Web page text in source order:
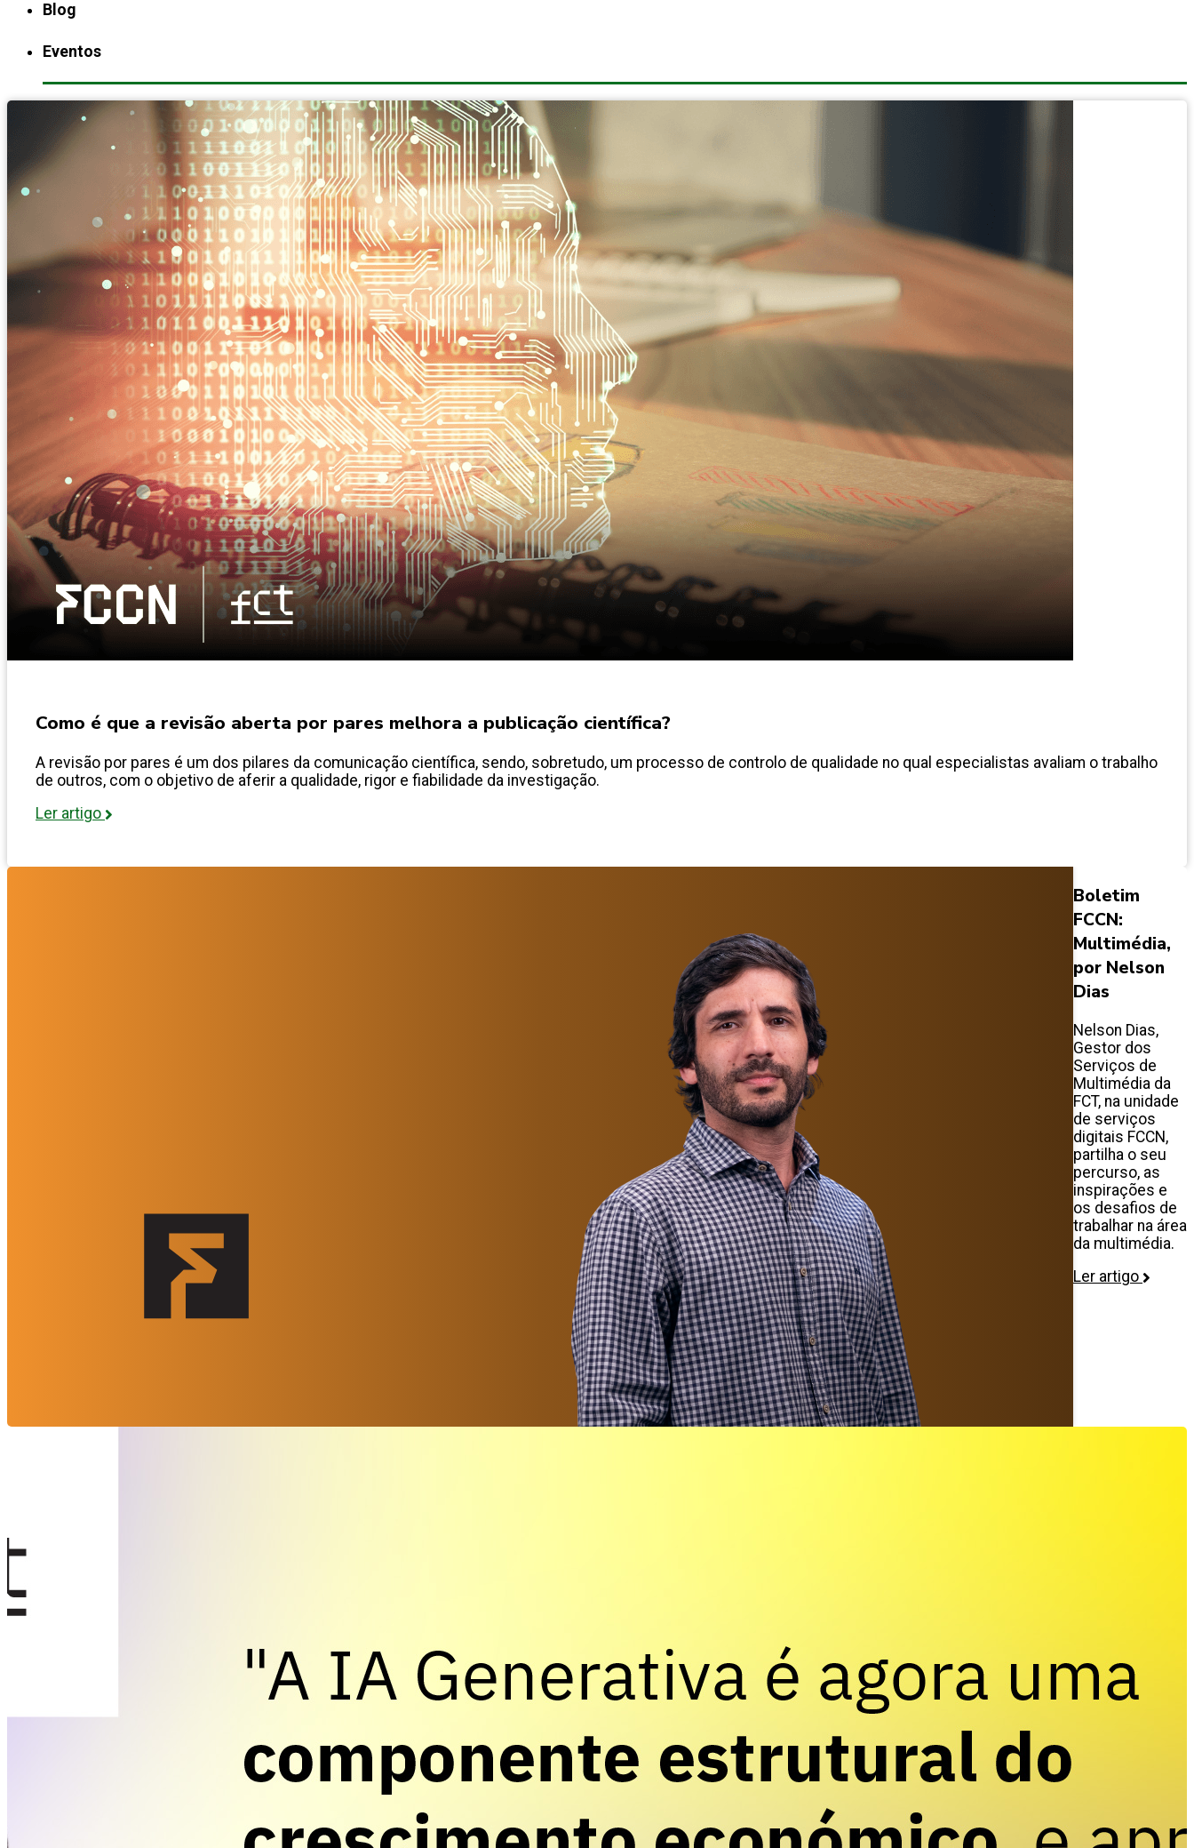
Blog
Eventos
Como é que a revisão aberta por pares melhora a publicação científica?
A revisão por pares é um dos pilares da comunicação científica, sendo, sobretudo, um processo de controlo de qualidade no qual especialistas avaliam o trabalho
de outros, com o objetivo de aferir a qualidade, rigor e fiabilidade da investigação.
Ler artigo
Boletim
FCCN:
Multimédia,
por Nelson
Dias
Nelson Dias,
Gestor dos
Serviços de
Multimédia da
FCT, na unidade
de serviços
digitais FCCN,
partilha o seu
percurso, as
inspirações e
os desafios de
trabalhar na área
da multimédia.
Ler artigo